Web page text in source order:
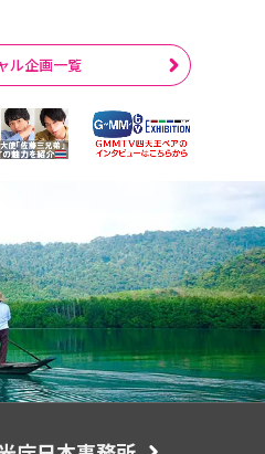
ル企画一覧